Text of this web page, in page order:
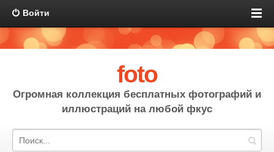
Войти
foto
Огромная коллекция бесплатных фотографий и
иллюстраций на любой фкус